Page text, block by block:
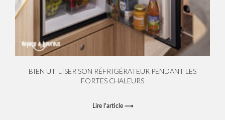
BIEN UTILISER SON RÉFRIGÉRATEUR PENDANT LES
FORTES CHALEURS
Lire l'article ⟶